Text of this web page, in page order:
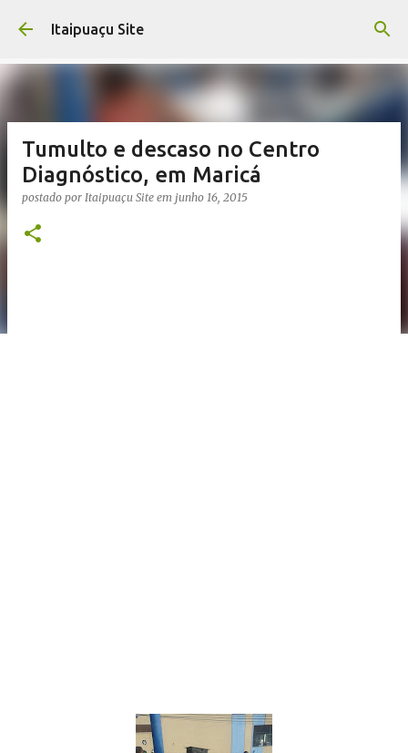
Pular para o conteúdo principal
Itaipuaçu Site
Tumulto e descaso no Centro
Diagnóstico, em Maricá
postado por Itaipuaçu Site em junho 16, 2015